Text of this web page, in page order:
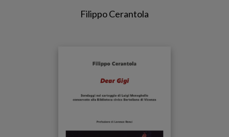
Filippo Cerantola